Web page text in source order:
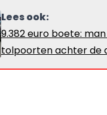
Lees ook:
9.382 euro boete:
tolpoorten achter de